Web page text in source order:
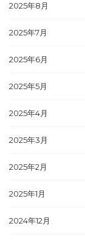
2025年8月
2025年7月
2025年6月
2025年5月
2025年4月
2025年3月
2025年2月
2025年1月
2024年12月